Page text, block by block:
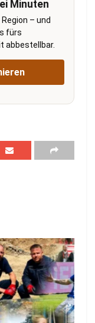
Minuten
– und
fürs
abbestellbar.